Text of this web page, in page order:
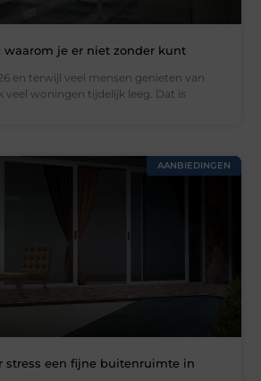
waarom je er niet zonder kunt
en terwijl veel mensen genieten van
veel woningen tijdelijk leeg. Dat is
AANBIEDINGEN
stress een fijne buitenruimte in